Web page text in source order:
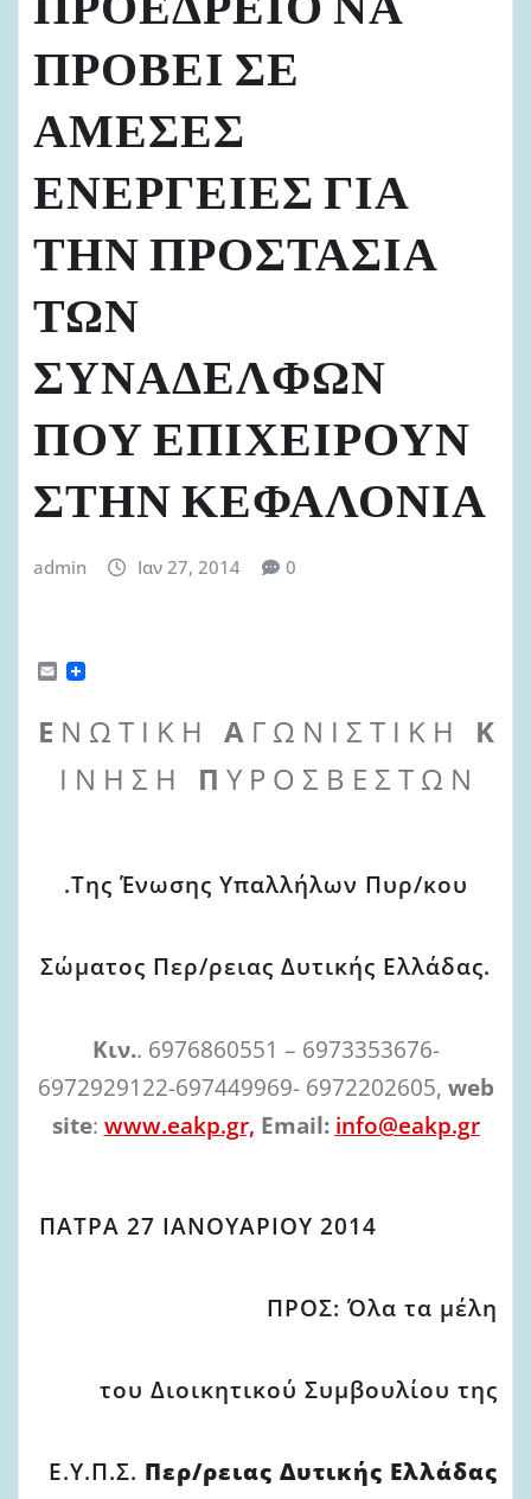
ΠΡΟΒΕΙ ΣΕ
ΑΜΕΣΕΣ
ΕΝΕΡΓΕΙΕΣ ΓΙΑ
ΤΗΝ ΠΡΟΣΤΑΣΙΑ
ΤΩΝ
ΣΥΝΑΔΕΛΦΩΝ
ΠΟΥ ΕΠΙΧΕΙΡΟΥΝ
ΣΤΗΝ ΚΕΦΑΛΟΝΙΑ
admin Ιαν 27, 2014 0
E
m
Ε Ν Ω Τ Ι Κ Η Α Γ Ω Ν Ι Σ Τ Ι Κ Η Κ
Ι Ν Η Σ Η Π Υ Ρ Ο Σ Β Ε Σ Τ Ω Ν
.Της Ένωσης Υπαλλήλων Πυρ/κου
Σώματος Περ/ρειας Δυτικής Ελλάδας.
Κιν.. 6976860551 – 6973353676-
6972929122-697449969- 6972202605, web
site: www.eakp.gr, Email: info@eakp.gr
ΠΑΤΡΑ 27 ΙΑΝΟΥΑΡΙΟΥ 2014
ΠΡΟΣ: Όλα τα μέλη
του Διοικητικού Συμβουλίου της
Ε.Υ.Π.Σ. Περ/ρειας Δυτικής Ελλάδας